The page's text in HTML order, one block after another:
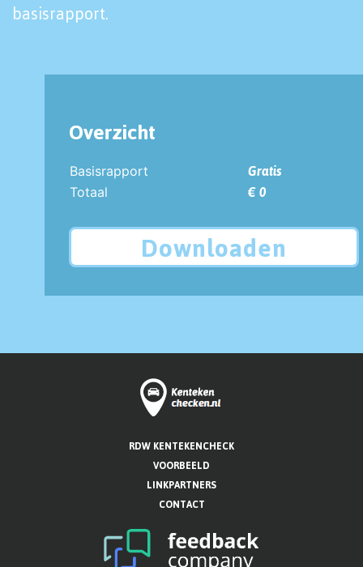
basisrapport.
Overzicht
Basisrapport
Gratis
Totaal
€ 0
Downloaden
RDW KENTEKENCHECK
VOORBEELD
LINKPARTNERS
CONTACT